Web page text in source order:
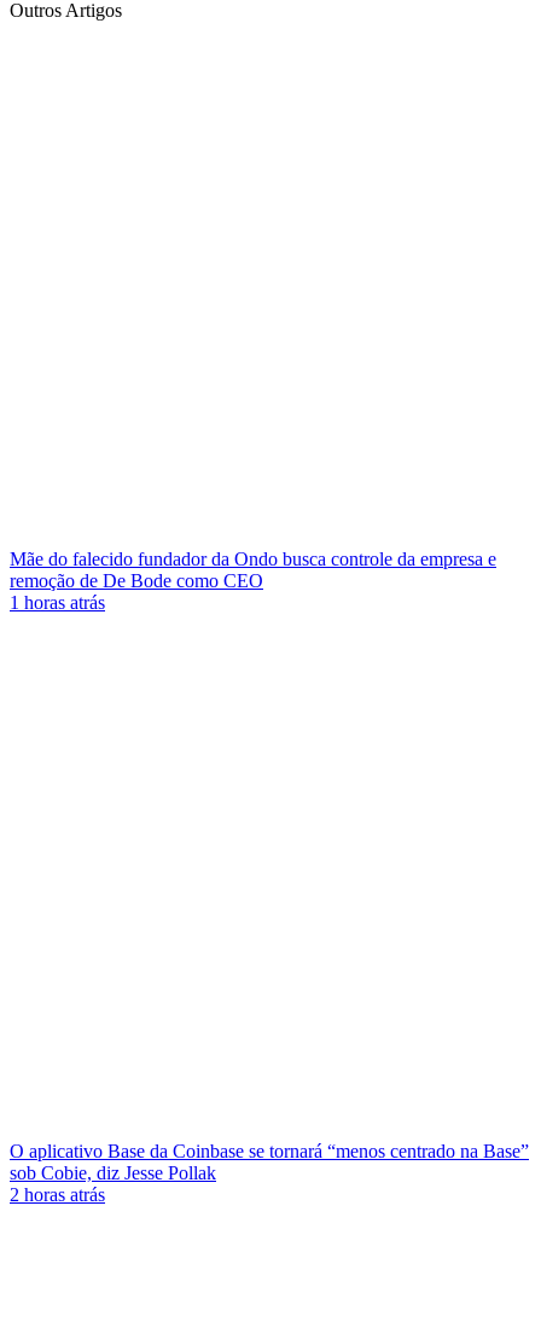
Outros Artigos
Mãe do falecido fundador da Ondo busca controle da empresa e
remoção de De Bode como CEO
1 horas atrás
O aplicativo Base da Coinbase se tornará “menos centrado na Base”
sob Cobie, diz Jesse Pollak
2 horas atrás